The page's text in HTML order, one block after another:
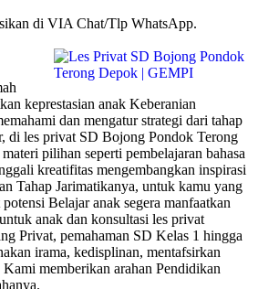
di VIA Chat/Tlp WhatsApp.
keprestasian anak Keberanian
dan mengatur strategi dari tahap
di les privat SD Bojong Pondok Terong
pilihan seperti pembelajaran bahasa
kreatifitas mengembangkan inspirasi
Tahap Jarimatikanya, untuk kamu yang
Belajar anak segera manfaatkan
anak dan konsultasi les privat
Privat, pemahaman SD Kelas 1 hingga
irama, kedisplinan, mentafsirkan
memberikan arahan Pendidikan